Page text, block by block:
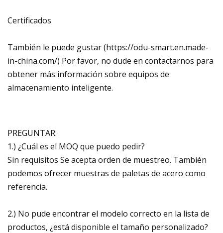
Certificados
También le puede gustar (https://odu-smart.en.made-
in-china.com/) Por favor, no dude en contactarnos para
obtener más información sobre equipos de
almacenamiento inteligente.
PREGUNTAR:
1.) ¿Cuál es el MOQ que puedo pedir?
Sin requisitos Se acepta orden de muestreo. También
podemos ofrecer muestras de paletas de acero como
referencia.
2.) No pude encontrar el modelo correcto en la lista de
productos, ¿está disponible el tamaño personalizado?